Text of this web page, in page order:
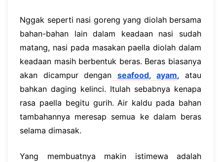
Nggak seperti nasi goreng yang diolah bersama
bahan-bahan lain dalam keadaan nasi sudah
matang, nasi pada masakan paella diolah dalam
keadaan masih berbentuk beras. Beras biasanya
akan dicampur dengan seafood, ayam, atau
bahkan daging kelinci. Itulah sebabnya kenapa
rasa paella begitu gurih. Air kaldu pada bahan
tambahannya meresap semua ke dalam beras
selama dimasak.
Yang membuatnya makin istimewa adalah